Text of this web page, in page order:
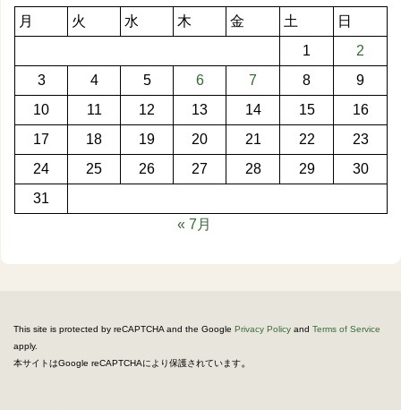
月 火 水 木 金 土
日
1
2
3
4 5 6 7 8
9
10
11 12 13 14 15
16
17
18 19 20 21 22
23
24
25 26 27 28 29
30
31
« 7月
This site is protected by reCAPTCHA and the Google Privacy Policy and Terms of Service
apply.
本サイトはGoogle reCAPTCHAにより保護されています。